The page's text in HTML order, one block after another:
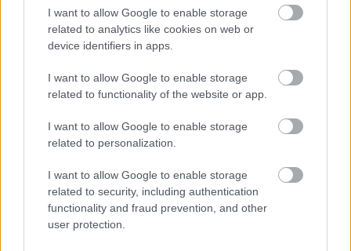
I want to allow Google to enable storage
related to analytics like cookies on web or
device identifiers in apps.
I want to allow Google to enable storage
related to functionality of the website or app.
I want to allow Google to enable storage
related to personalization.
I want to allow Google to enable storage
related to security, including authentication
functionality and fraud prevention, and other
user protection.
"Csak engedjenek át a határon,
jövünk!"
mtothorsi 2020. július 13.
Augusztus 21. és 29. között, a tervezett és már
meghirdetett versenyprogrammal, magas művészi